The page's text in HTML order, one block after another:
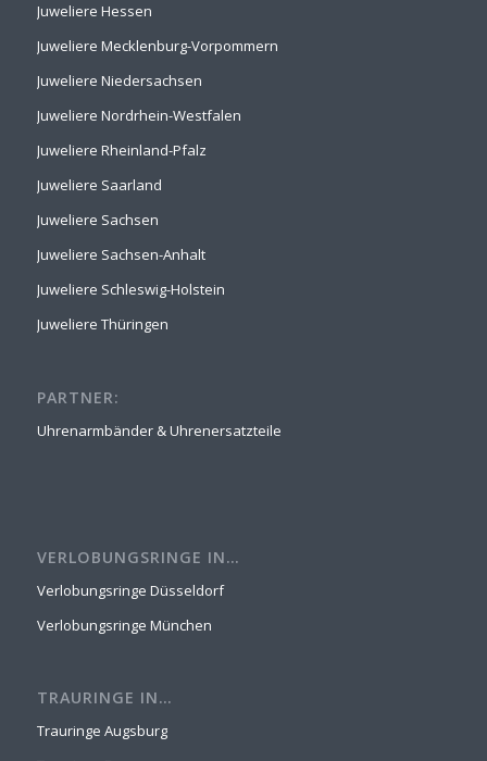
Juweliere Hessen
Juweliere Mecklenburg-Vorpommern
Juweliere Niedersachsen
Juweliere Nordrhein-Westfalen
Juweliere Rheinland-Pfalz
Juweliere Saarland
Juweliere Sachsen
Juweliere Sachsen-Anhalt
Juweliere Schleswig-Holstein
Juweliere Thüringen
PARTNER:
Uhrenarmbänder & Uhrenersatzteile
VERLOBUNGSRINGE IN…
Verlobungsringe Düsseldorf
Verlobungsringe München
TRAURINGE IN…
Trauringe Augsburg